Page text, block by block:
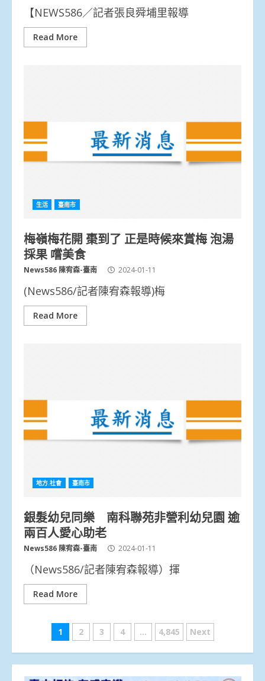
【NEWS586／記者張良舜埔里報導
Read More
生活 臺南市
梅嶺梅花開 棗到了 正是時候來賞梅 泡湯
採果 嚐美食
News586 陳宥森-臺南 2024-01-11
(News586/記者陳宥森報導)梅
Read More
地方.社會 臺南市
銀髮幼兒同樂 南科聯苑非營利幼兒園 逾
兩百人愛心助老
News586 陳宥森-臺南 2024-01-11
（News586/記者陳宥森報導）揮
Read More
文
章
1 2 3 4 ... 4,845 Next